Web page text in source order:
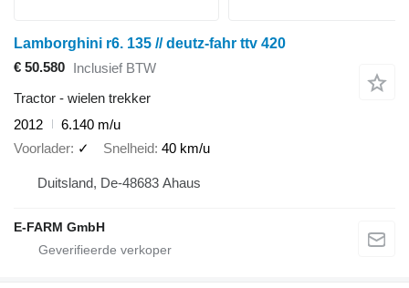
Lamborghini r6. 135 // deutz-fahr ttv 420
€ 50.580 Inclusief BTW
Tractor - wielen trekker
2012
6.140 m/u
Voorlader ✓ Snelheid 40 km/u
Duitsland, De-48683 Ahaus
E-FARM GmbH